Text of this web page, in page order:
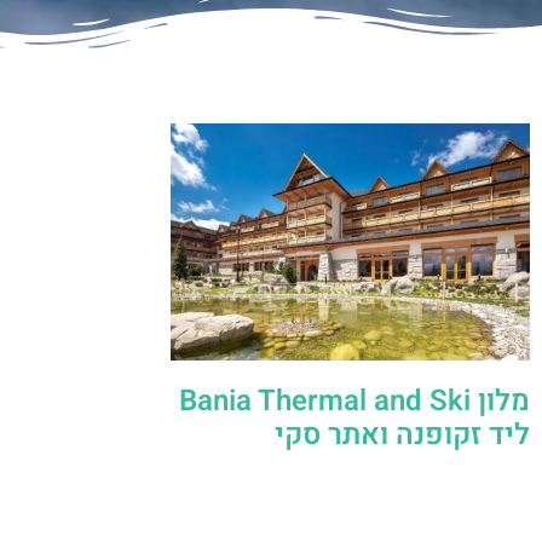
מלון Bania Thermal and Ski
ליד זקופנה ואתר סקי